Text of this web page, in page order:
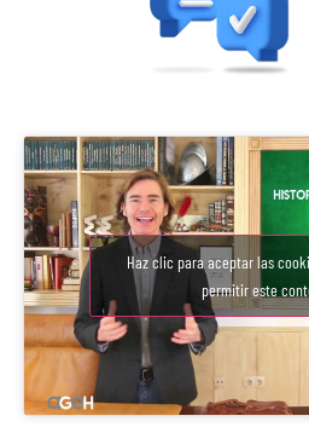
Haz clic para aceptar las
permitir este